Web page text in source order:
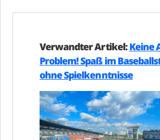
Verwandter Artikel:Keine
Problem! Spaß im
ohne Spielkenntnisse